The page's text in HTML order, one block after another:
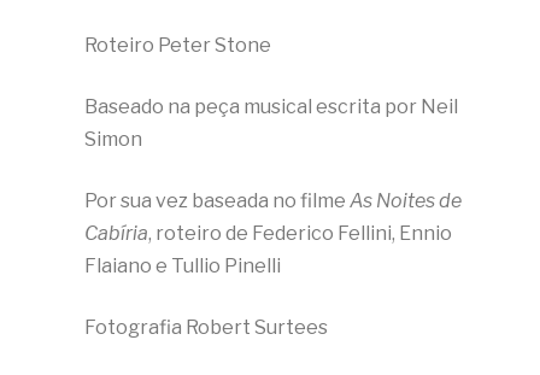
Roteiro Peter Stone
Baseado na peça musical escrita por Neil
Simon
Por sua vez baseada no filme As Noites de
Cabíria, roteiro de Federico Fellini, Ennio
Flaiano e Tullio Pinelli
Fotografia Robert Surtees